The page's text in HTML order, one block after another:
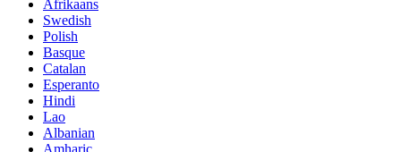
Afrikaans
Swedish
Polish
Basque
Catalan
Esperanto
Hindi
Lao
Albanian
Amharic